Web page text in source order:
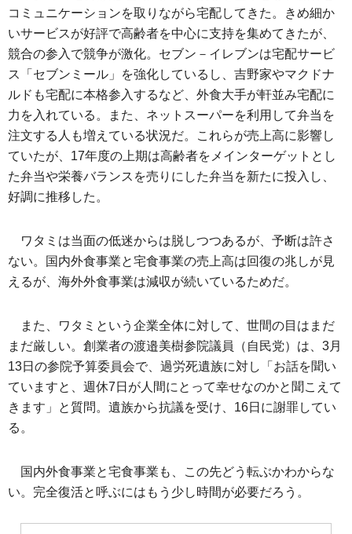
コミュニケーションを取りながら宅配してきた。きめ細か
いサービスが好評で高齢者を中心に支持を集めてきたが、
競合の参入で競争が激化。セブン－イレブンは宅配サービ
ス「セブンミール」を強化しているし、吉野家やマクドナ
ルドも宅配に本格参入するなど、外食大手が軒並み宅配に
力を入れている。また、ネットスーパーを利用して弁当を
注文する人も増えている状況だ。これらが売上高に影響し
ていたが、17年度の上期は高齢者をメインターゲットとし
た弁当や栄養バランスを売りにした弁当を新たに投入し、
好調に推移した。
ワタミは当面の低迷からは脱しつつあるが、予断は許さ
ない。国内外食事業と宅食事業の売上高は回復の兆しが見
えるが、海外外食事業は減収が続いているためだ。
また、ワタミという企業全体に対して、世間の目はまだ
まだ厳しい。創業者の渡邉美樹参院議員（自民党）は、3月
13日の参院予算委員会で、過労死遺族に対し「お話を聞い
ていますと、週休7日が人間にとって幸せなのかと聞こえて
きます」と質問。遺族から抗議を受け、16日に謝罪してい
る。
国内外食事業と宅食事業も、この先どう転ぶかわからな
い。完全復活と呼ぶにはもう少し時間が必要だろう。